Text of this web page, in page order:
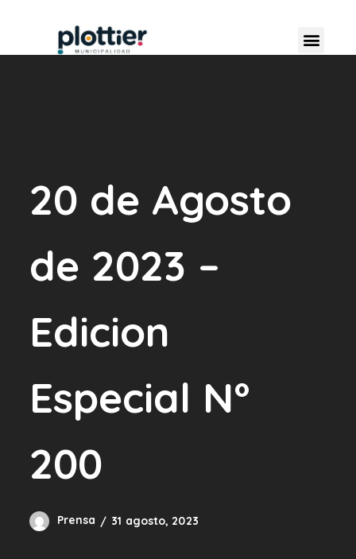
20 de Agosto
de 2023 –
Edicion
Especial N°
200
Prensa 31 agosto, 2023